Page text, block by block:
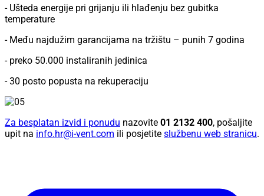
- Ušteda energije pri grijanju ili hlađenju bez gubitka
temperature
- Među najdužim garancijama na tržištu – punih 7 godina
- preko 50.000 instaliranih jedinica
- 30 posto popusta na rekuperaciju
Za besplatan izvid i ponudu nazovite 01 2132 400, pošaljite
upit na info.hr@i-vent.com ili posjetite službenu web stranicu.